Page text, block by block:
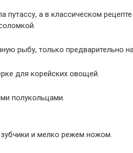
а в классическом
рыбу, только предварительно
для корейских овощей.
полукольцами.
и мелко режем ножом.